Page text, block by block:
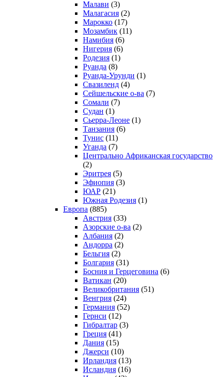
Малави (3)
Малагасия (2)
Марокко (17)
Мозамбик (11)
Намибия (6)
Нигерия (6)
Родезия (1)
Руанда (8)
Руанда-Урунди (1)
Свазиленд (4)
Сейшельские о-ва (7)
Сомали (7)
Судан (1)
Сьерра-Леоне (1)
Танзания (6)
Тунис (11)
Уганда (7)
Центрально Африканская государство
(2)
Эритрея (5)
Эфиопия (3)
ЮАР (21)
Южная Родезия (1)
Европа (885)
Австрия (33)
Азорские о-ва (2)
Албания (2)
Андорра (2)
Бельгия (2)
Болгария (31)
Босния и Герцеговина (6)
Ватикан (20)
Великобритания (51)
Венгрия (24)
Германия (52)
Гернси (12)
Гибралтар (3)
Греция (41)
Дания (15)
Джерси (10)
Ирландия (13)
Исландия (16)